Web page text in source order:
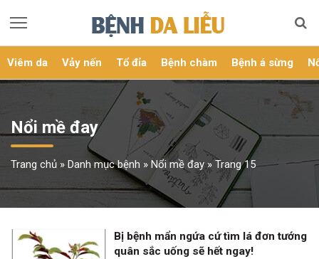
Viêm da Vảy nến Tổ đỉa Bệnh chàm Bệnh á sừng
Nổi mề đay
Trang chủ » Danh mục bệnh » Nổi mề đay» Trang 15
Bị bệnh mẩn ngứa cứ tìm lá đơn tướng
quân sắc uống sẽ hết ngay!